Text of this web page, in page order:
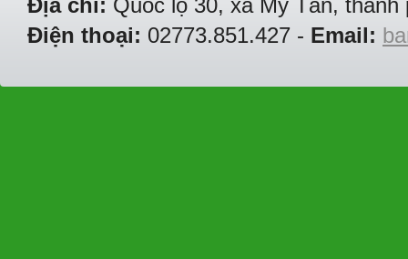
Địa chỉ: Quốc lộ 30, xã Mỹ Tân,
Điện thoại: 02773.851.427 - Email: